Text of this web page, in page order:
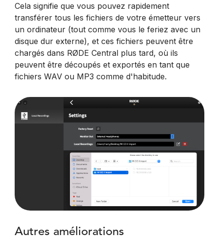
Cela signifie que vous pouvez rapidement
transférer tous les fichiers de votre émetteur vers
un ordinateur (tout comme vous le feriez avec un
disque dur externe), et ces fichiers peuvent être
chargés dans RØDE Central plus tard, où ils
peuvent être découpés et exportés en tant que
fichiers WAV ou MP3 comme d'habitude.
Autres améliorations